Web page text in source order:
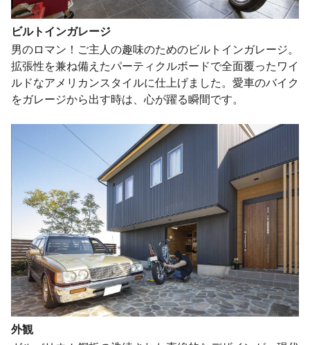
ビルトインガレージ
男のロマン！ご主人の趣味のためのビルトインガレージ。
拡張性を兼ね備えたパーティクルボードで全面覆ったワイ
ルドなアメリカンスタイルに仕上げました。愛車のバイク
をガレージから出す時は、心が躍る瞬間です。
外観